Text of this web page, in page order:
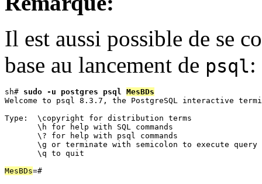
Il est aussi possible de se
base au lancement de psql:
sh# sudo -u postgres psql MesBDs
Welcome to psql 8.3.7, the PostgreSQL interactive
Type:  \copyright for distribution terms
       \h for help with SQL commands
       \? for help with psql commands
       \g or terminate with semicolon to execute query
       \q to quit
MesBDs